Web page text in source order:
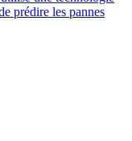
prédire les pannes